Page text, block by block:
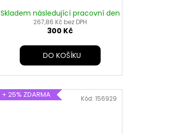
Skladem následující pracovní den
267,86 Kč bez DPH
300 Kč
DO KOŠÍKU
+ 25% ZDARMA Kód: 156929